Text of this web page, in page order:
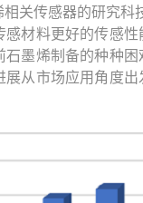
关传感器的研究
材料更好的传感
墨烯制备的种种
从市场应用角度